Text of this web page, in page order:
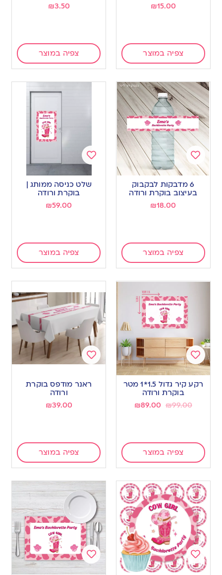
₪15.00
צפיה במוצר
₪3.50
צפיה במוצר
Add
wishlist
6 מדבקות לבקבוק
בעיצוב בוקרת ורודה
₪18.00
צפיה במוצר
wishlist
שלט כניסה ממותג |
בוקרת ורודה
₪59.00
צפיה במוצר
Add
to
wishlist
רקע קיר גדול 1.5*1 מטר
בוקרת ורודה
₪99.00
₪89.00
צפיה במוצר
ראנר מודפס בוקרת
ורודה
₪39.00
צפיה במוצר
Add
Add